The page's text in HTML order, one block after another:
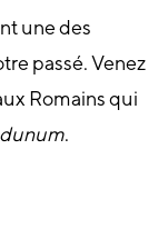
une des
passé. Venez
Romains qui
.